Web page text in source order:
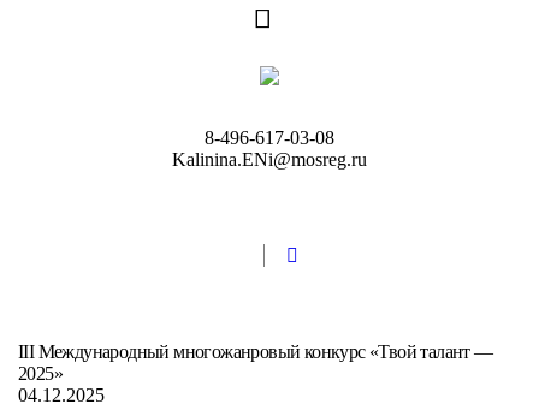
8-496-617-03-08
Kalinina.ENi@mosreg.ru
III Международный многожанровый конкурс «Твой талант —
2025»
04.12.2025